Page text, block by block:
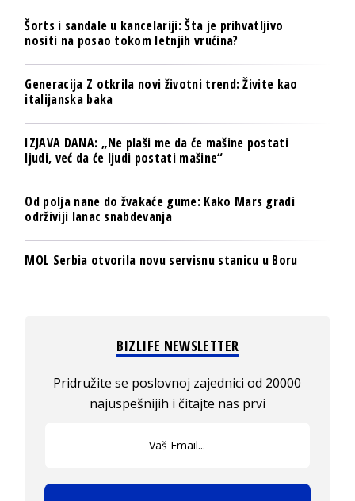
Šorts i sandale u kancelariji: Šta je prihvatljivo
nositi na posao tokom letnjih vrućina?
Generacija Z otkrila novi životni trend: Živite kao
italijanska baka
IZJAVA DANA: „Ne plaši me da će mašine postati
ljudi, već da će ljudi postati mašine“
Od polja nane do žvakaće gume: Kako Mars gradi
održiviji lanac snabdevanja
MOL Serbia otvorila novu servisnu stanicu u Boru
BIZLIFE NEWSLETTER
Pridružite se poslovnoj zajednici od 20000
najuspešnijih i čitajte nas prvi